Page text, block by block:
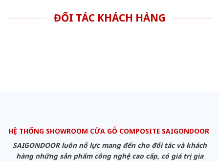
ĐỐI TÁC KHÁCH HÀNG
HỆ THỐNG SHOWROOM CỬA GỖ COMPOSITE SAIGONDOOR
SAIGONDOOR luôn nỗ lực mang đến cho đối tác và khách
hàng những sản phẩm công nghệ cao cấp, có giá trị gia